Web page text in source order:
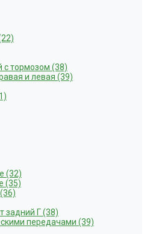
с тормозом (38)
и левая (39)
(32)
(35)
задний Г (38)
передачами (39)